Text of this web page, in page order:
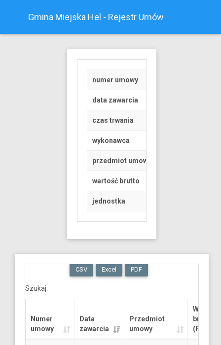
Gmina Miejska Hel - Rejestr Umów
numer umowy
data zawarcia
czas trwania
wykonawca
przedmiot umowy
wartość brutto
jednostka
CSV Excel PDF
Szukaj:
Numer
umowy
Data
zawarcia
Przedmiot
umowy
Wartość
brutto
(PLN)